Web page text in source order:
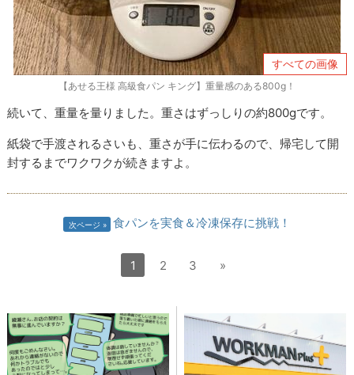
すべての画像
【あせる王様 高級食パン キング】重量感のある800g！
続いて、重量を量りました。重さはずっしりの約800gです。
紙袋で手渡されるさいも、重さが手に伝わるので、帰宅して開
封するまでワクワクが続きますよ。
次ページ 食パンを実食＆冷凍保存に挑戦！
1 2 3 »